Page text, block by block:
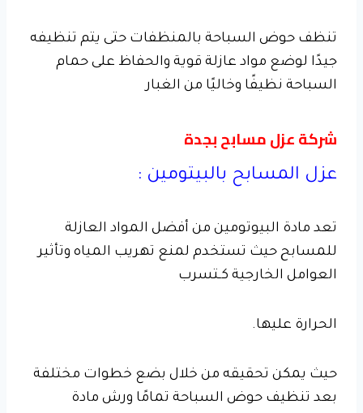
تنظف حوض السباحة بالمنظفات حتى يتم تنظيفه
جيدًا لوضع مواد عازلة قوية والحفاظ على حمام
السباحة نظيفًا وخاليًا من الغبار
شركة عزل مسابح بجدة
عزل المسابح بالبيتومين :
تعد مادة البيوتومين من أفضل المواد العازلة
للمسابح حيث تستخدم لمنع تهريب المياه وتأثير
العوامل الخارجية كـتسرب
الحرارة عليها.
حيث يمكن تحقيقه من خلال بضع خطوات مختلفة
بعد تنظيف حوض السباحة تمامًا ورش مادة